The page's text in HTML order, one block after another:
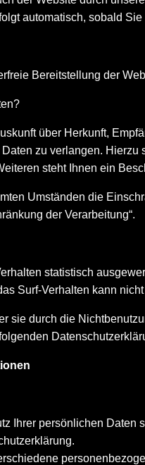
automatisch, sobald
Bereitstellung der
über Herkunft,
zu verlangen.
steht Ihnen ein
Umständen die
der Verarbeitung“.
statistisch
Surf-Verhalten kann
sie durch die
Ihrer persönlichen